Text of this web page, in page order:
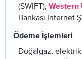
(SWIFT), Western
Bankası İnternet
Ödeme İşlemleri
Doğalgaz,